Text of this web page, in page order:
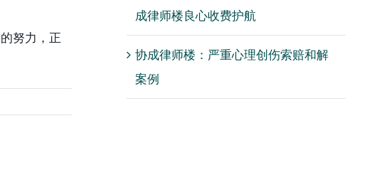
努力，正
成律师楼良心收费护航
协成律师楼：严重心理创伤索赔和解
案例